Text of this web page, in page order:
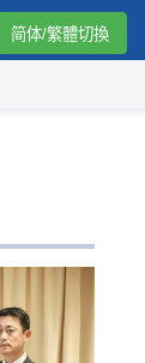
简体/繁體切換